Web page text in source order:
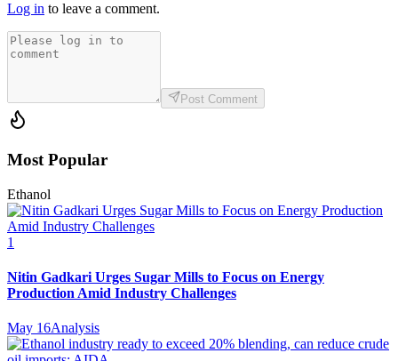
Log in to leave a comment.
Post Comment
Most Popular
Ethanol
1
Nitin Gadkari Urges Sugar Mills to Focus on Energy
Production Amid Industry Challenges
May 16Analysis